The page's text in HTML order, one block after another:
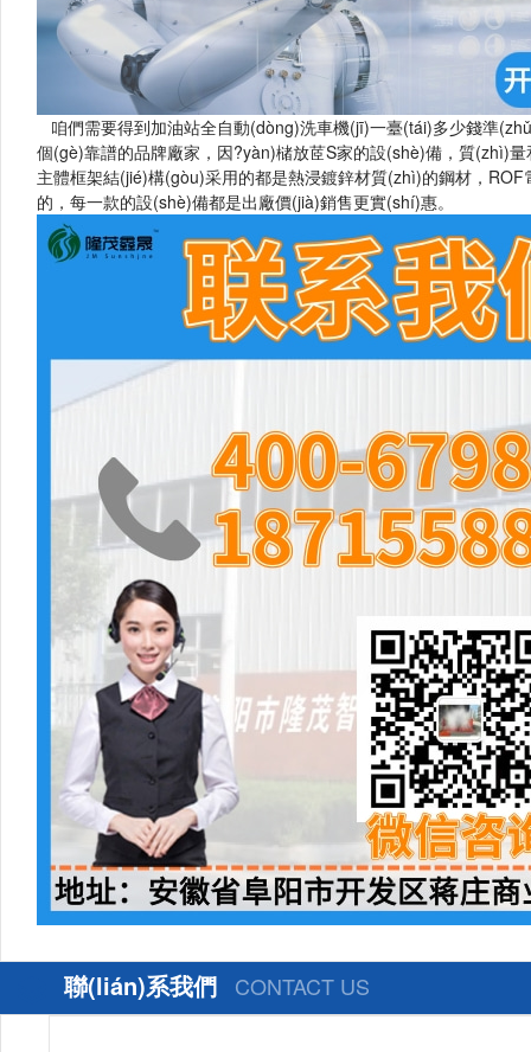
咱們需要得到加油站全自動(dòng)洗車機(jī)一臺(tái)多少錢準(zhǔn)
個(gè)靠譜的品牌廠家，因?yàn)槠放茝S家的設(shè)備，質
主體框架結(jié)構(gòu)采用的都是熱浸鍍鋅材質(zhì)的鋼材，
的，每一款的設(shè)備都是出廠價(jià)銷售更實(shí)惠。
聯(lián)系我們 CONTACT US